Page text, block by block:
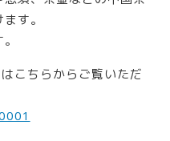
す。
こちらからご覧いただ